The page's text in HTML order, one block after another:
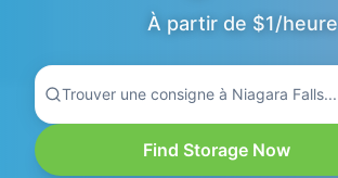
À partir de $1/heure
Trouver une consigne à Niagara Falls...
Find Storage Now